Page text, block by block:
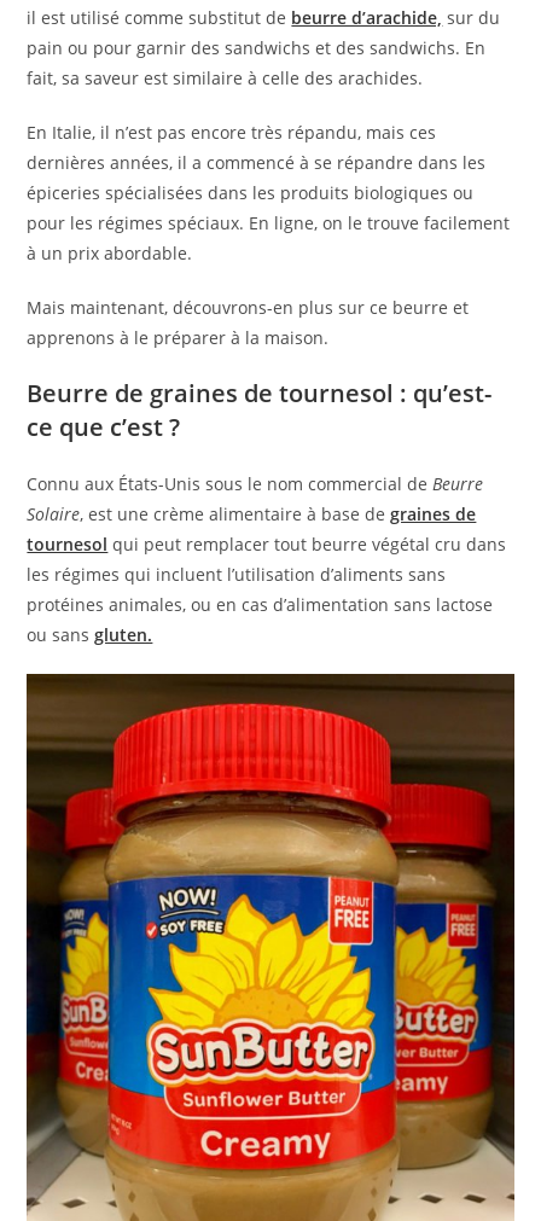
il est utilisé comme substitut de beurre d’arachide, sur du
pain ou pour garnir des sandwichs et des sandwichs. En
fait, sa saveur est similaire à celle des arachides.
En Italie, il n’est pas encore très répandu, mais ces
dernières années, il a commencé à se répandre dans les
épiceries spécialisées dans les produits biologiques ou
pour les régimes spéciaux. En ligne, on le trouve facilement
à un prix abordable.
Mais maintenant, découvrons-en plus sur ce beurre et
apprenons à le préparer à la maison.
Beurre de graines de tournesol : qu’est-
ce que c’est ?
Connu aux États-Unis sous le nom commercial deBeurre
Solaire, est une crème alimentaire à base de graines de
tournesol qui peut remplacer tout beurre végétal cru dans
les régimes qui incluent l’utilisation d’aliments sans
protéines animales, ou en cas d’alimentation sans lactose
ou sansgluten.